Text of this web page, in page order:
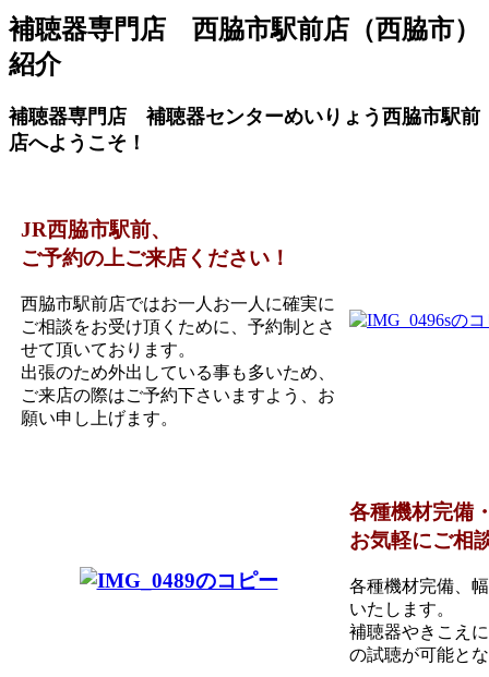
補聴器専門店 西脇市駅前店（西脇市）
紹介
補聴器専門店 補聴器センターめいりょう西脇市駅前
店へようこそ！
JR西脇市駅前、
ご予約の上ご来店ください！
西脇市駅前店ではお一人お一人に確実に
ご相談をお受け頂くために、予約制とさ
せて頂いております。
出張のため外出している事も多いため、
ご来店の際はご予約下さいますよう、お
願い申し上げます。
各種機材完備
お気軽にご相
各種機材完備、
いたします。
補聴器やきこえ
の試聴が可能と